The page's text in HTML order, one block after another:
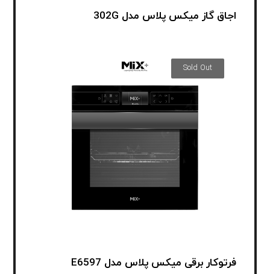
اجاق گاز میکس پلاس مدل 302G
فرتوکار برقی میکس پلاس مدل E6597
Sold Out